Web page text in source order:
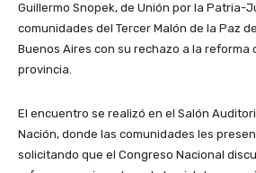
Guillermo Snopek, de Unión por la Patria-
comunidades del Tercer Malón de la Paz
Buenos Aires con su rechazo a la reforma
provincia.
El encuentro se realizó en el Salón
Nación, donde las comunidades les
solicitando que el Congreso Nacional